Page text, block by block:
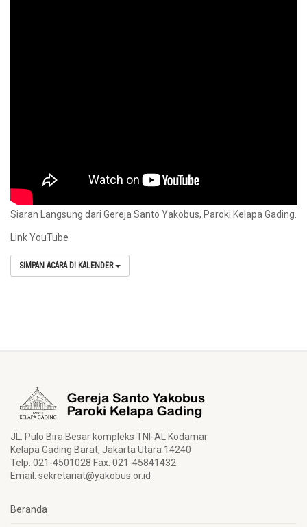
Siaran Langsung dari Gereja Santo Yakobus, Paroki Kelapa Gading.
Link YouTube
SIMPAN ACARA DI KALENDER
JL. Pulo Bira Besar kompleks TNI-AL Kodamar
Kelapa Gading Barat, Jakarta Utara 14240
Telp. 021-4501028 Fax. 021-45841432
Email: sekretariat@yakobus.or.id
Beranda